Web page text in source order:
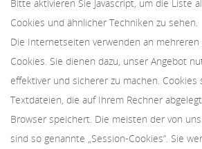
Bitte aktivieren Sie Javascript, um die Liste
Cookies und ähnlicher Techniken zu sehen.
Die Internetseiten verwenden an
Cookies. Sie dienen dazu, unser Angebot
effektiver und sicherer zu machen. Cookies
Textdateien, die auf Ihrem Rechner
Browser speichert. Die meisten der von
sind so genannte „Session-Cookies“. Sie